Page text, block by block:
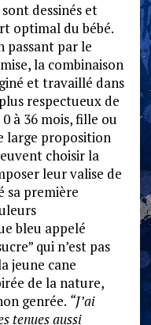
dessinés et
optimal du bébé.
passant par le
la combinaison
et travaillé dans
respectueux de
à 36 mois, fille ou
large proposition
choisir la
leur valise de
sa première
bleu appelé
qui n’est pas
jeune cane
de la nature,
genrée. “J’ai
tenues aussi